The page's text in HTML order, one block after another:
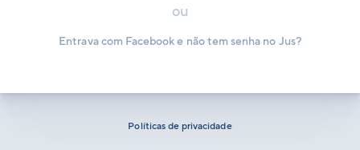
ou
Entrava com Facebook e não tem senha no Jus?
Políticas de privacidade